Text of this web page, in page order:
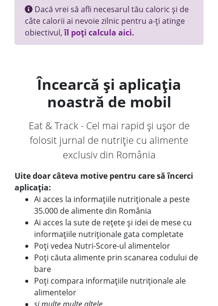
Dacă vrei să afli necesarul tău caloric și de
câte calorii ai nevoie zilnic pentru a-ți atinge
obiectivul,îl poți calcula aici.
Încearcă și aplicația
noastră de mobil
Eat & Track - Cel mai rapid și ușor de
folosit jurnal de nutriție cu alimente
exclusiv din România
Uite doar câteva motive pentru care să încerci
aplicația:
Ai acces la informațiile nutriționale a peste
35.000 de alimente din România
Ai acces la sute de rețete și idei de mese cu
informațiile nutriționale gata completate
Poți vedea Nutri-Score-ul alimentelor
Poți căuta alimente prin scanarea codului de
bare
Poți compara informațiile nutriționale ale
alimentelor